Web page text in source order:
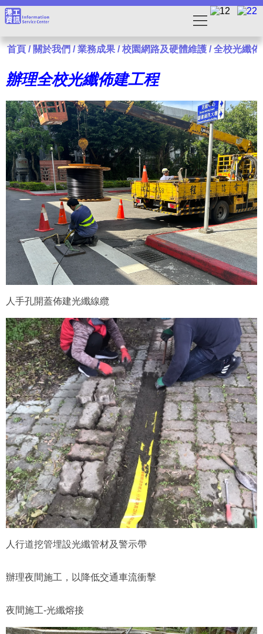
首頁 / 關於我們 /業務成果 /校園網路及硬體維護 /全校光纖佈
辦理全校光纖佈建工程
人手孔開蓋佈建光纖線纜
人行道挖管埋設光纖管材及警示帶
辦理夜間施工，以降低交通車流衝擊
夜間施工-光纖熔接